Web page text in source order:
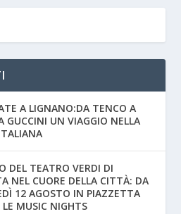
A LIGNANO:DA TENCO A
GUCCINI UN VIAGGIO NELLA
DEL TEATRO VERDI DI
NEL CUORE DELLA CITTÀ: DA
12 AGOSTO IN PIAZZETTA
MUSIC NIGHTS